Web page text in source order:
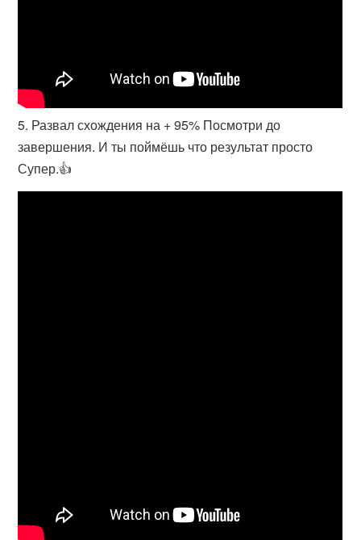
5. Развал схождения на + 95% Посмотри до
завершения. И ты поймёшь что результат просто
Супер.👍